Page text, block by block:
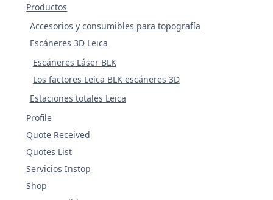
Productos
Accesorios y consumibles para topografía
Escáneres 3D Leica
Escáneres Láser BLK
Los factores Leica BLK escáneres 3D
Estaciones totales Leica
Profile
Quote Received
Quotes List
Servicios Instop
Shop